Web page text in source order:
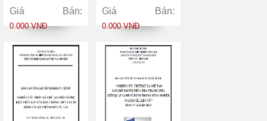
thuật canh tác và
quản lý tổng hợp
hại chủ yếu trên
Đăk Nông
Giá Bán:
0.000 VNĐ
tổng hợp (IPM)
và một số giải
nâng cao năng
vững ở Đăk Lăk
Giá Bán:
0.000 VNĐ